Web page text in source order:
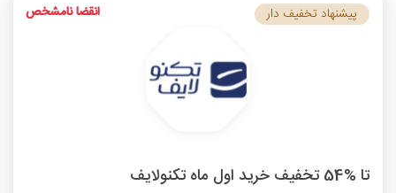
تا %54 تخفیف خرید اول ماه تکنولایف
پیشنهاد تخفیف دار انقضا نامشخص